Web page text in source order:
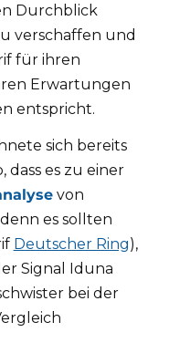
Durchblick
verschaffen und
für ihren
Erwartungen
entspricht.
sich bereits
es zu einer
von
es sollten
Deutscher Ring),
Signal Iduna
bei der